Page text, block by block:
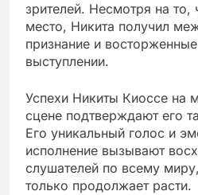
зрителей. Несмотря на то,
место, Никита получил
признание и
выступлении.
Успехи Никиты Киоссе на
сцене подтверждают его
Его уникальный голос и
исполнение вызывают
слушателей по всему
только продолжает расти.